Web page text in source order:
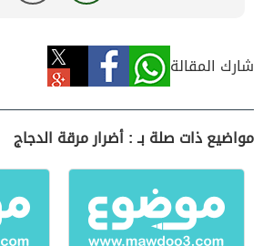
شارك المقالة
مواضيع ذات صلة بـ : أضرار مرقة الدجاج